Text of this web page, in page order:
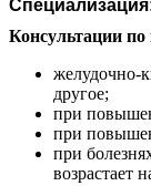
Консультации
желудочно-
другое;
при
при
при
возрастает